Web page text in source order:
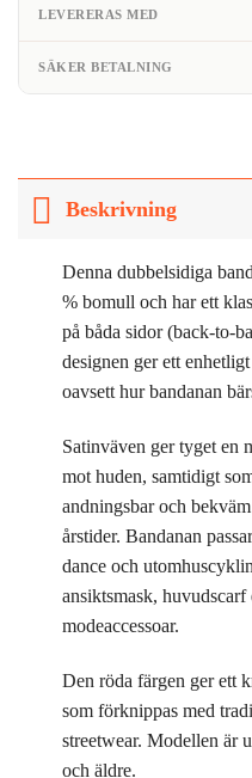
LEVERERAS MED
SÄKER BETALNING
Beskrivning
Denna dubbelsidiga
% bomull och har ett
på båda sidor (back-to-
designen ger ett
oavsett hur bandanan
Satinväven ger tyget en
mot huden, samtidigt
andningsbar och
årstider. Bandanan
dance och
ansiktsmask,
modeaccessoar.
Den röda färgen ger ett
som förknippas med
streetwear. Modellen är
och äldre.